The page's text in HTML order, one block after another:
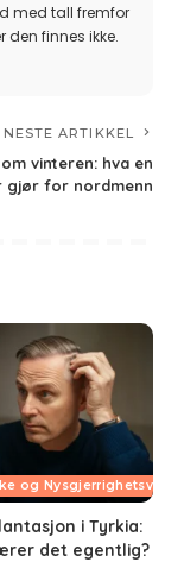
med tall fremfor
finnes ikke.
NESTE ARTIKKEL
vinteren: hva en
gjør for nordmenn
og
i Tyrkia:
det egentlig?